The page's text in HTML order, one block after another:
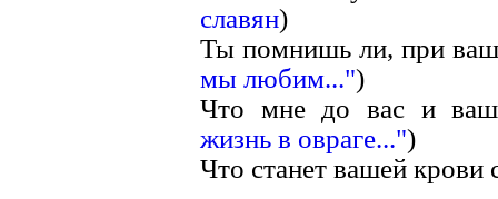
славян)
Ты помнишь ли, при
мы любим...")
Что мне до вас и
жизнь в овраге...")
Что станет вашей крови